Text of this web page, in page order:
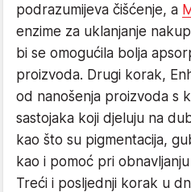
podrazumijeva čišćenje, a
enzime za uklanjanje
bi se omogućila bolja
proizvoda. Drugi korak,
od nanošenja proizvoda s
sastojaka koji djeluju na
kao što su pigmentacija,
kao i pomoć pri
Treći i posljednji korak u